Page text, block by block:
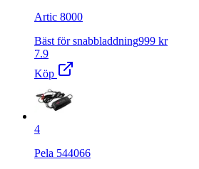
Artic 8000
Bäst för snabbladdning999 kr
7.9
Köp
4
Pela 544066